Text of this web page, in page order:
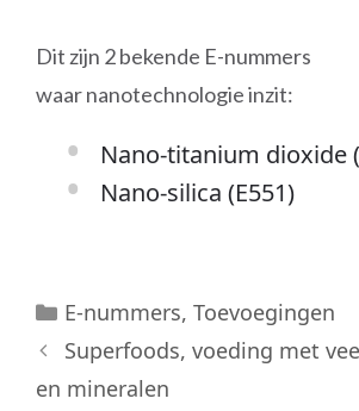
Dit zijn 2 bekende E-nummers
waar nanotechnologie inzit:
Nano-titanium dioxide
Nano-silica (E551)
Categorieën
E-nummers, Toevoegingen
Superfoods, voeding met
en mineralen